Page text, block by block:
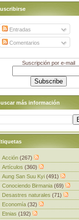
Entradas
Comentarios
Suscripción por e-mail
más información
Acción (267)
Artículos (360)
Aung San Suu Kyi (491)
Conociendo Birmania (69)
Desastres naturales (71)
Economía (32)
Etnias (192)